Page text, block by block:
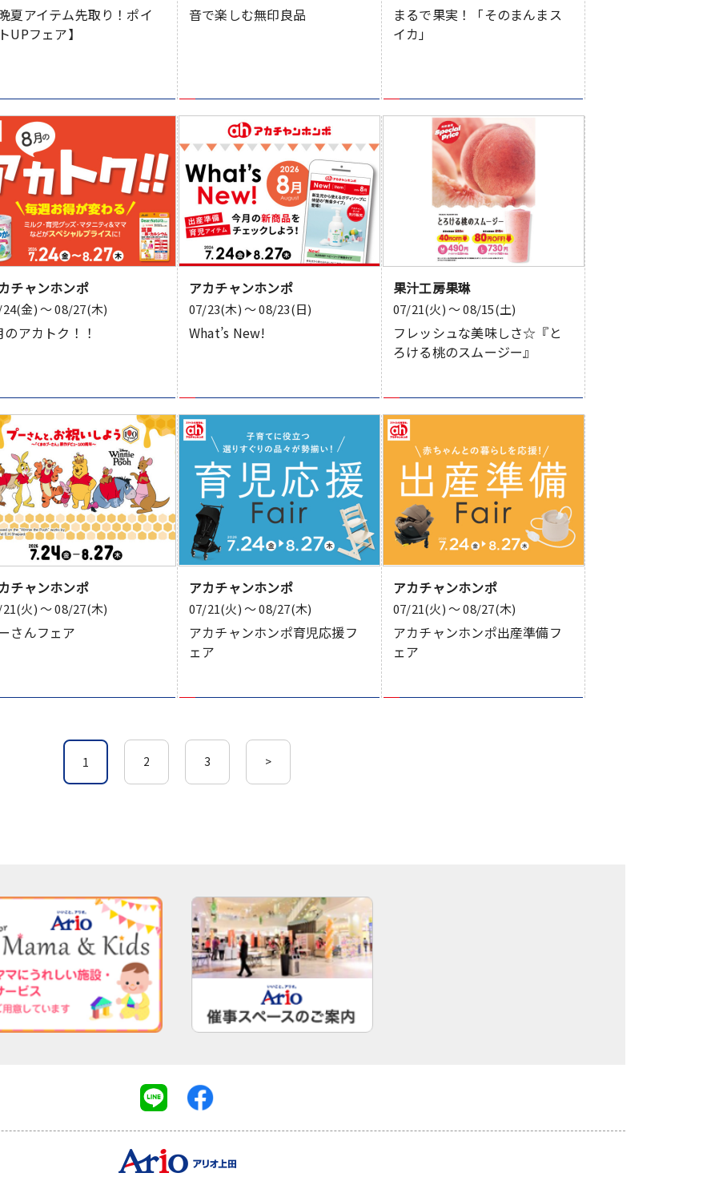
晩夏アイテム先取り！ポイ
UPフェア】
音で楽しむ無印良品
まるで果実！「そのまんまス
イカ」
チャンホンポ
金) 〜 08/27(木)
のアカトク！！
アカチャンホンポ
07/23(木) 〜 08/23(日)
What’s New!
果汁工房果琳
07/21(火) 〜 08/15(土)
フレッシュな美味しさ☆『と
ろける桃のスムージー』
チャンホンポ
火) 〜 08/27(木)
さんフェア
アカチャンホンポ
07/21(火) 〜 08/27(木)
アカチャンホンポ育児応援フ
ェア
アカチャンホンポ
07/21(火) 〜 08/27(木)
アカチャンホンポ出産準備フ
ェア
1 2 3 >